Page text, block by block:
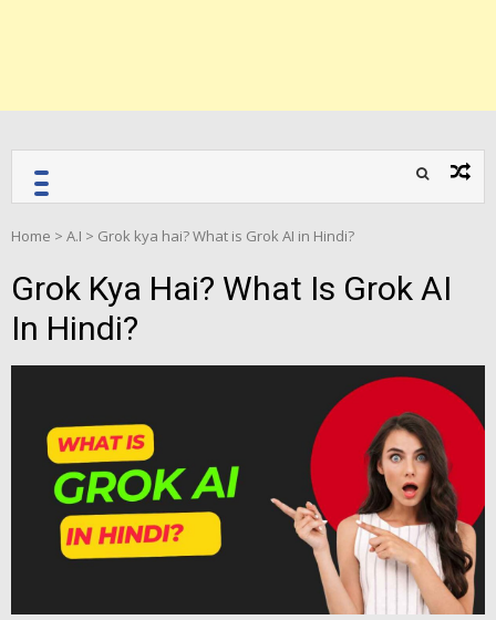
Home > A.I > Grok kya hai? What is Grok AI in Hindi?
Grok Kya Hai? What Is Grok AI
In Hindi?